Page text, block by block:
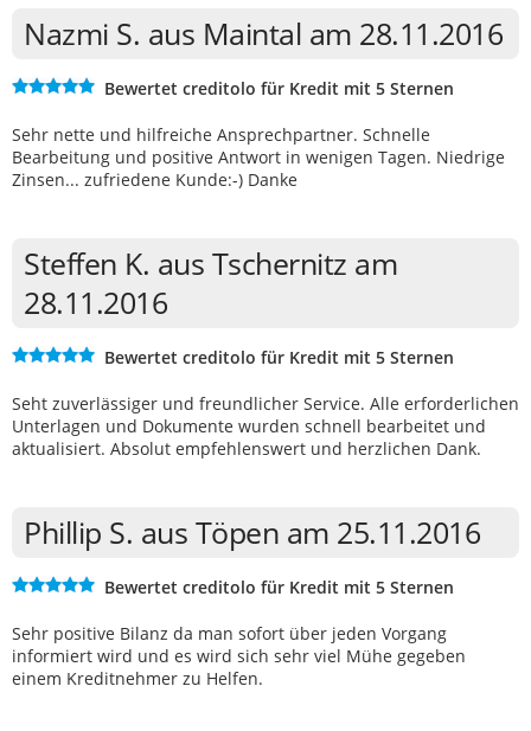
Nazmi S. aus Maintal am 28.11.2016
Bewertet creditolo für Kredit mit 5 Sternen
Sehr nette und hilfreiche Ansprechpartner. Schnelle
Bearbeitung und positive Antwort in wenigen Tagen. Niedrige
Zinsen... zufriedene Kunde:-) Danke
Steffen K. aus Tschernitz am
28.11.2016
Bewertet creditolo für Kredit mit 5 Sternen
Seht zuverlässiger und freundlicher Service. Alle erforderlichen
Unterlagen und Dokumente wurden schnell bearbeitet und
aktualisiert. Absolut empfehlenswert und herzlichen Dank.
Phillip S. aus Töpen am 25.11.2016
Bewertet creditolo für Kredit mit 5 Sternen
Sehr positive Bilanz da man sofort über jeden Vorgang
informiert wird und es wird sich sehr viel Mühe gegeben
einem Kreditnehmer zu Helfen.